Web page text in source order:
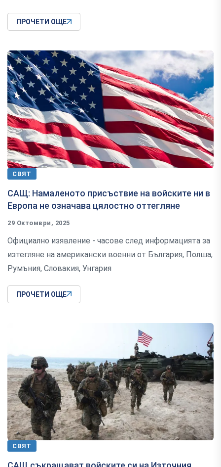
ПРОЧЕТИ ОЩЕ
СВЯТ
САЩ: Намаленото присъствие на войските ни в
Европа не означава цялостно оттегляне
29 Октомври, 2025
Официално изявление - часове след информацията за
изтегляне на американски военни от България, Полша,
Румъния, Словакия, Унгария
ПРОЧЕТИ ОЩЕ
СВЯТ